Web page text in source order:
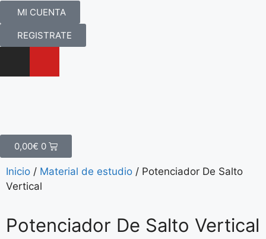
MI CUENTA
REGISTRATE
0,00€ 0
Inicio / Material de estudio / Potenciador De Salto
Vertical
Potenciador De Salto Vertical